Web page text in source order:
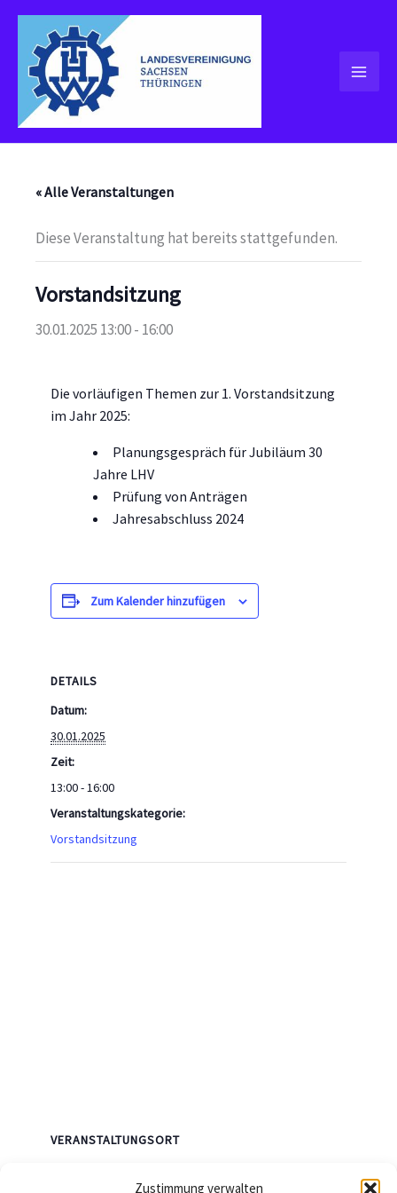
Zustimmung verwalten
Zum
springen
« Alle Veranstaltungen
Diese Veranstaltung hat bereits stattgefunden.
Vorstandsitzung
30.01.2025 13:00- 16:00
Die vorläufigen Themen zur 1. Vorstandsitzung
im Jahr 2025:
Planungsgespräch für Jubiläum 30
Jahre LHV
Prüfung von Anträgen
Jahresabschluss 2024
Zum Kalender hinzufügen
DETAILS
Datum:
30.01.2025
Zeit:
13:00 - 16:00
Veranstaltungskategorie:
Vorstandsitzung
VERANSTALTUNGSORT